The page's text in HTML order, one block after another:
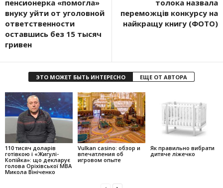
пенсионерка «помогла»
внуку уйти от уголовной
ответственности
оставшись без 15 тысяч
гривен
толока назвала
переможців конкурсу на
найкращу книгу (ФОТО)
ЭТО МОЖЕТ БЫТЬ ИНТЕРЕСНО ЕЩЕ ОТ АВТОРА
110 тисяч доларів
готівкою і «Жигулі-
Копійка»: що декларує
голова Оріхівської МВА
Микола Вініченко
Vulkan casino: обзор и
впечатления об
игровом опыте
Як правильно вибрати
дитяче ліжечко